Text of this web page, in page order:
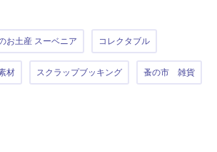
お土産 スーベニア コレクタブル
材 スクラップブッキング 蚤の市 雑貨